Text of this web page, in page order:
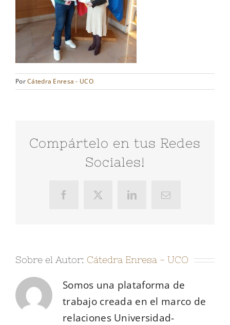
PorCátedra Enresa - UCO
Compártelo en tus Redes
Sociales!
FacebookX LinkedInCorreo
Sobre el Autor: Cátedra Enresa - UCO
Somos una plataforma de
trabajo creada en el marco de
relaciones Universidad-